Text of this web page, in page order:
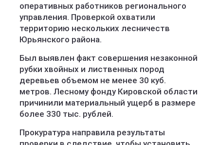
оперативных работников регионального
управления. Проверкой охватили
территорию нескольких лесничеств
Юрьянского района.
Был выявлен факт совершения незаконной
рубки хвойных и лиственных пород
деревьев объемом не менее 30 куб.
метров. Лесному фонду Кировской области
причинили материальный ущерб в размере
более 330 тыс. рублей.
Прокуратура направила результаты